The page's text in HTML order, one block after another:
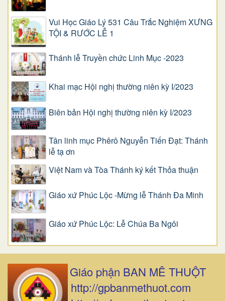
Vui Học Giáo Lý 531 Câu Trắc Nghiệm XƯNG
TỘI & RƯỚC LỄ 1
Thánh lễ Truyền chức Linh Mục -2023
Khai mạc Hội nghị thường niên kỳ I/2023
Biên bản Hội nghị thường niên kỳ I/2023
Tân linh mục Phêrô Nguyễn Tiến Đạt: Thánh
lễ tạ ơn
Việt Nam và Tòa Thánh ký kết Thỏa thuận
Giáo xứ Phúc Lộc -Mừng lễ Thánh Đa Minh
Giáo xứ Phúc Lộc: Lễ Chúa Ba Ngôi
Giáo phận BAN MÊ THUỘT
http://gpbanmethuot.com